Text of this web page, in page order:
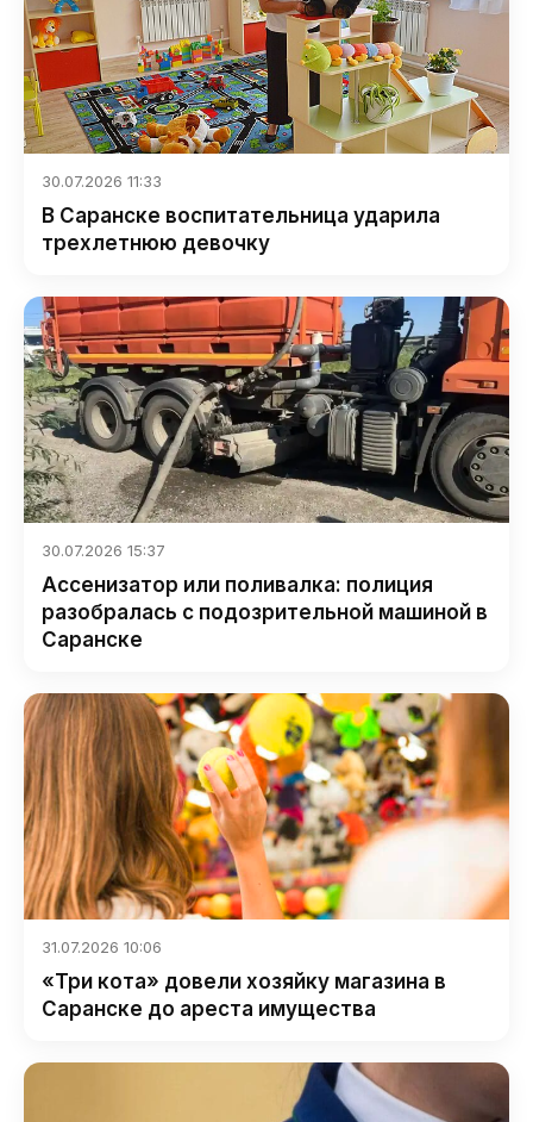
30.07.2026 11:33
В Саранске воспитательница ударила
трехлетнюю девочку
30.07.2026 15:37
Ассенизатор или поливалка: полиция
разобралась с подозрительной машиной в
Саранске
31.07.2026 10:06
«Три кота» довели хозяйку магазина в
Саранске до ареста имущества